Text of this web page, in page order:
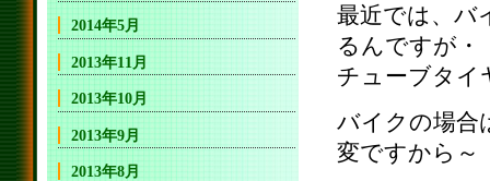
最近では、バ
るんですが・
チューブタイ
バイクの場合
変ですから～
2014年5月
2013年11月
2013年10月
2013年9月
2013年8月